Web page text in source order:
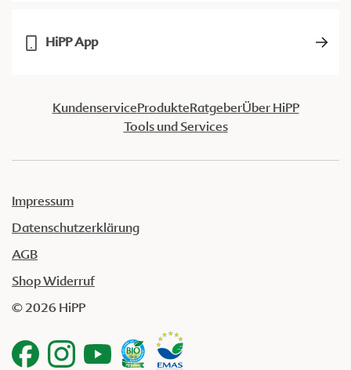
HiPP App
KundenserviceProdukteRatgeberÜber HiPP
Tools und Services
Impressum
Datenschutzerklärung
AGB
Shop Widerruf
© 2026 HiPP